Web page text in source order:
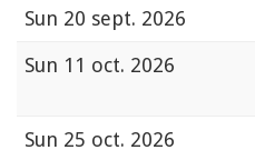
Sun 20 sept. 2026
Sun 11 oct. 2026
Sun 25 oct. 2026